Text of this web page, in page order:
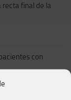
recta final de la
con